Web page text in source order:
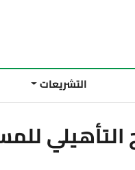
التشريعات
التأهيلي